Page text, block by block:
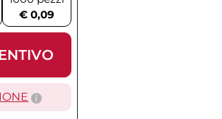
€ 0,09